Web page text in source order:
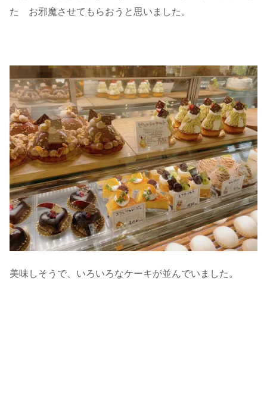
た お邪魔させてもらおうと思いました。
美味しそうで、いろいろなケーキが並んでいました。